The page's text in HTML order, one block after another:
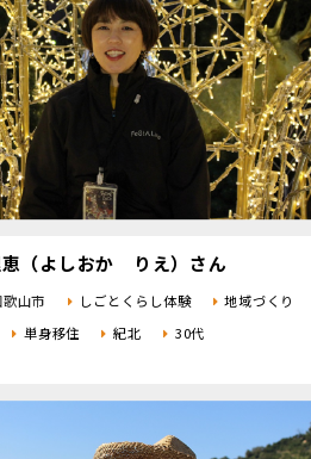
（よしおか りえ）さん
山市 しごとくらし体験
地域づくり
単身移住 紀北 30代